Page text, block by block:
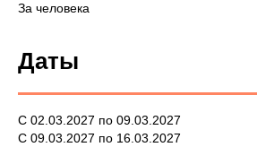
За человека
Даты
С 02.03.2027 по 09.03.2027
С 09.03.2027 по 16.03.2027